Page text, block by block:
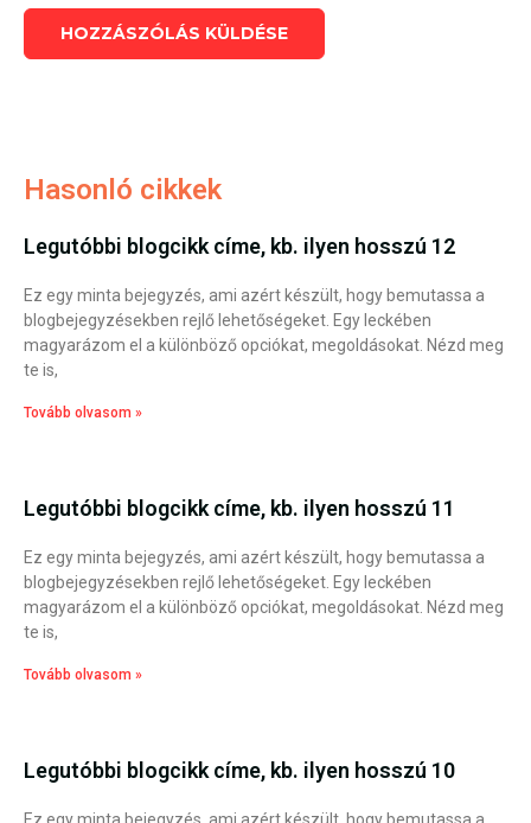
Hasonló cikkek
Legutóbbi blogcikk címe, kb. ilyen hosszú 12
Ez egy minta bejegyzés, ami azért készült, hogy bemutassa a
blogbejegyzésekben rejlő lehetőségeket. Egy leckében
magyarázom el a különböző opciókat, megoldásokat. Nézd meg
te is,
Tovább olvasom »
Legutóbbi blogcikk címe, kb. ilyen hosszú 11
Ez egy minta bejegyzés, ami azért készült, hogy bemutassa a
blogbejegyzésekben rejlő lehetőségeket. Egy leckében
magyarázom el a különböző opciókat, megoldásokat. Nézd meg
te is,
Tovább olvasom »
Legutóbbi blogcikk címe, kb. ilyen hosszú 10